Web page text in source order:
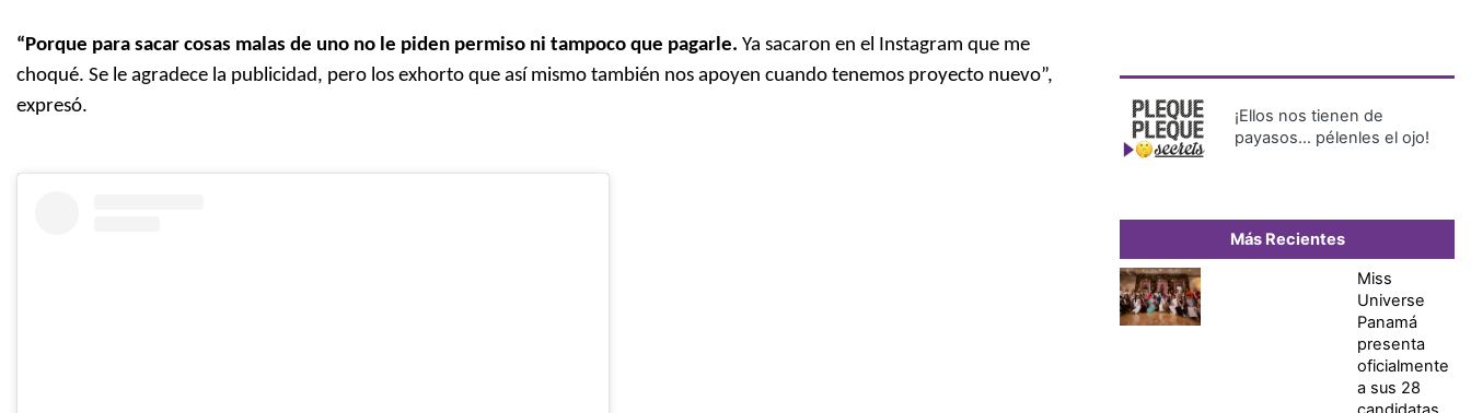
“Porque para sacar cosas malas de uno no le piden permiso ni tampoco que pagarle. Ya sacaron en el Instagram que me
choqué. Se le agradece la publicidad, pero los exhorto que así mismo también nos apoyen cuando tenemos proyecto nuevo”,
expresó.
¡Ellos nos tienen de
payasos… pélenles el ojo!
Más Recientes
Miss
Universe
Panamá
presenta
oficialmente
a sus 28